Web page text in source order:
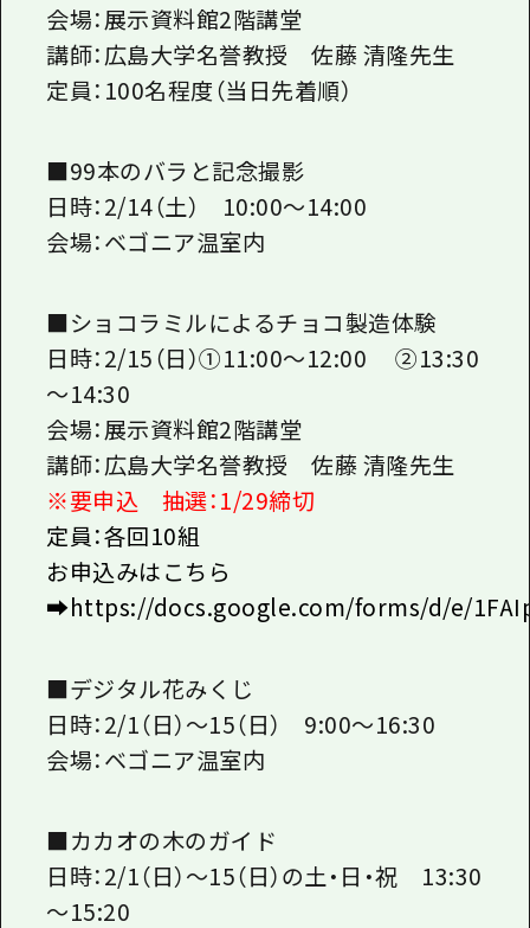
会場：展示資料館2階講堂
講師：広島大学名誉教授 佐藤 清隆先生
定員：100名程度（当日先着順）
■99本のバラと記念撮影
日時：2/14（土） 10:00～14:00
会場：ベゴニア温室内
■ショコラミルによるチョコ製造体験
日時：2/15（日）①11:00～12:00 ②13:30
～14:30
会場：展示資料館2階講堂
講師：広島大学名誉教授 佐藤 清隆先生
※要申込 抽選：1/29締切
定員：各回10組
お申込みはこちら
➡https://docs.google.com/forms/d/e/
■デジタル花みくじ
日時：2/1（日）～15（日） 9:00～16:30
会場：ベゴニア温室内
■カカオの木のガイド
日時：2/1（日）～15（日）の土・日・祝 13:30
～15:20